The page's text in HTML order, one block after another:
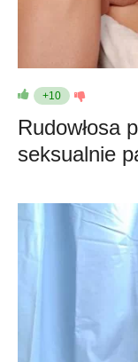
+10
Rudowłosa
seksualnie